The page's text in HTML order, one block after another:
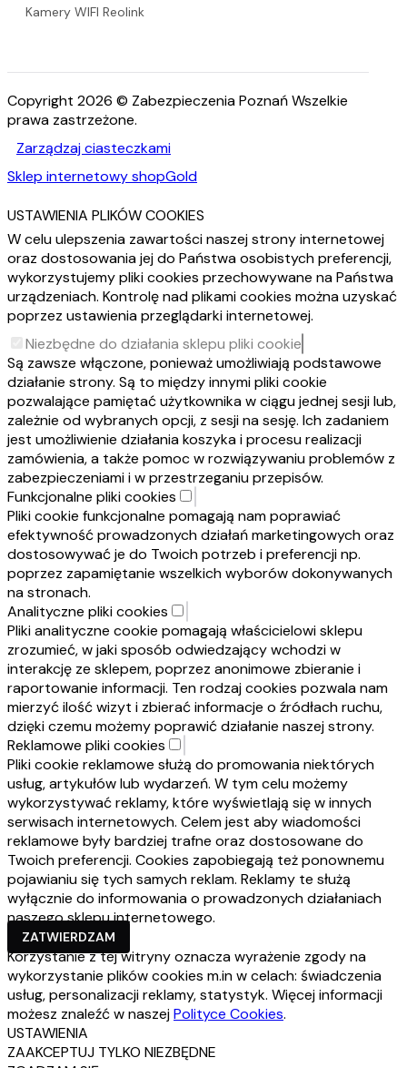
Kamery WIFI Reolink
Copyright 2026 © Zabezpieczenia Poznań Wszelkie
prawa zastrzeżone.
Zarządzaj ciasteczkami
Sklep internetowy shopGold
USTAWIENIA PLIKÓW COOKIES
W celu ulepszenia zawartości naszej strony internetowej
oraz dostosowania jej do Państwa osobistych preferencji,
wykorzystujemy pliki cookies przechowywane na Państwa
urządzeniach. Kontrolę nad plikami cookies można uzyskać
poprzez ustawienia przeglądarki internetowej.
Niezbędne do działania sklepu pliki cookie
Są zawsze włączone, ponieważ umożliwiają podstawowe
działanie strony. Są to między innymi pliki cookie
pozwalające pamiętać użytkownika w ciągu jednej sesji lub,
zależnie od wybranych opcji, z sesji na sesję. Ich zadaniem
jest umożliwienie działania koszyka i procesu realizacji
zamówienia, a także pomoc w rozwiązywaniu problemów z
zabezpieczeniami i w przestrzeganiu przepisów.
Funkcjonalne pliki cookies
Pliki cookie funkcjonalne pomagają nam poprawiać
efektywność prowadzonych działań marketingowych oraz
dostosowywać je do Twoich potrzeb i preferencji np.
poprzez zapamiętanie wszelkich wyborów dokonywanych
na stronach.
Analityczne pliki cookies
Pliki analityczne cookie pomagają właścicielowi sklepu
zrozumieć, w jaki sposób odwiedzający wchodzi w
interakcję ze sklepem, poprzez anonimowe zbieranie i
raportowanie informacji. Ten rodzaj cookies pozwala nam
mierzyć ilość wizyt i zbierać informacje o źródłach ruchu,
dzięki czemu możemy poprawić działanie naszej strony.
Reklamowe pliki cookies
Pliki cookie reklamowe służą do promowania niektórych
usług, artykułów lub wydarzeń. W tym celu możemy
wykorzystywać reklamy, które wyświetlają się w innych
serwisach internetowych. Celem jest aby wiadomości
reklamowe były bardziej trafne oraz dostosowane do
Twoich preferencji. Cookies zapobiegają też ponownemu
pojawianiu się tych samych reklam. Reklamy te służą
wyłącznie do informowania o prowadzonych działaniach
naszego sklepu internetowego.
ZATWIERDZAM
Korzystanie z tej witryny oznacza wyrażenie zgody na
wykorzystanie plików cookies m.in w celach: świadczenia
usług, personalizacji reklamy, statystyk. Więcej informacji
możesz znaleźć w naszejPolityce Cookies.
USTAWIENIA
ZAAKCEPTUJ TYLKO NIEZBĘDNE